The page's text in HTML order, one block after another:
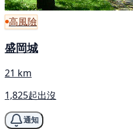
高風險
盛岡城
21 km
1,825起出沒
通知